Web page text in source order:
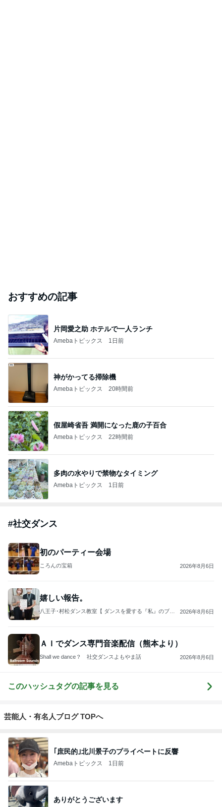
おすすめの記事
片岡愛之助 ホテルで一人ランチ
Amebaトピックス 1日前
神がかってる掃除機
Amebaトピックス 20時間前
假屋崎省吾 満開になった鹿の子百合
Amebaトピックス 22時間前
多肉の水やりで禁物なタイミング
Amebaトピックス 1日前
#社交ダンス
初のパーティー会場
ころんの宝箱 2026年8月6日
嬉しい報告。
八王子･村松ダンス教室【 ダンスを愛する『私』のブロ
2026年8月6日
ＡＩでダンス専門音楽配信（熊本より）
Shall we dance？ 社交ダンスよもやま話 2026年8月6日
このハッシュタグの記事を見る
芸能人・有名人ブログ TOPへ
｢庶民的｣北川景子のプライベートに反響
Amebaトピックス 1日前
ありがとうございます